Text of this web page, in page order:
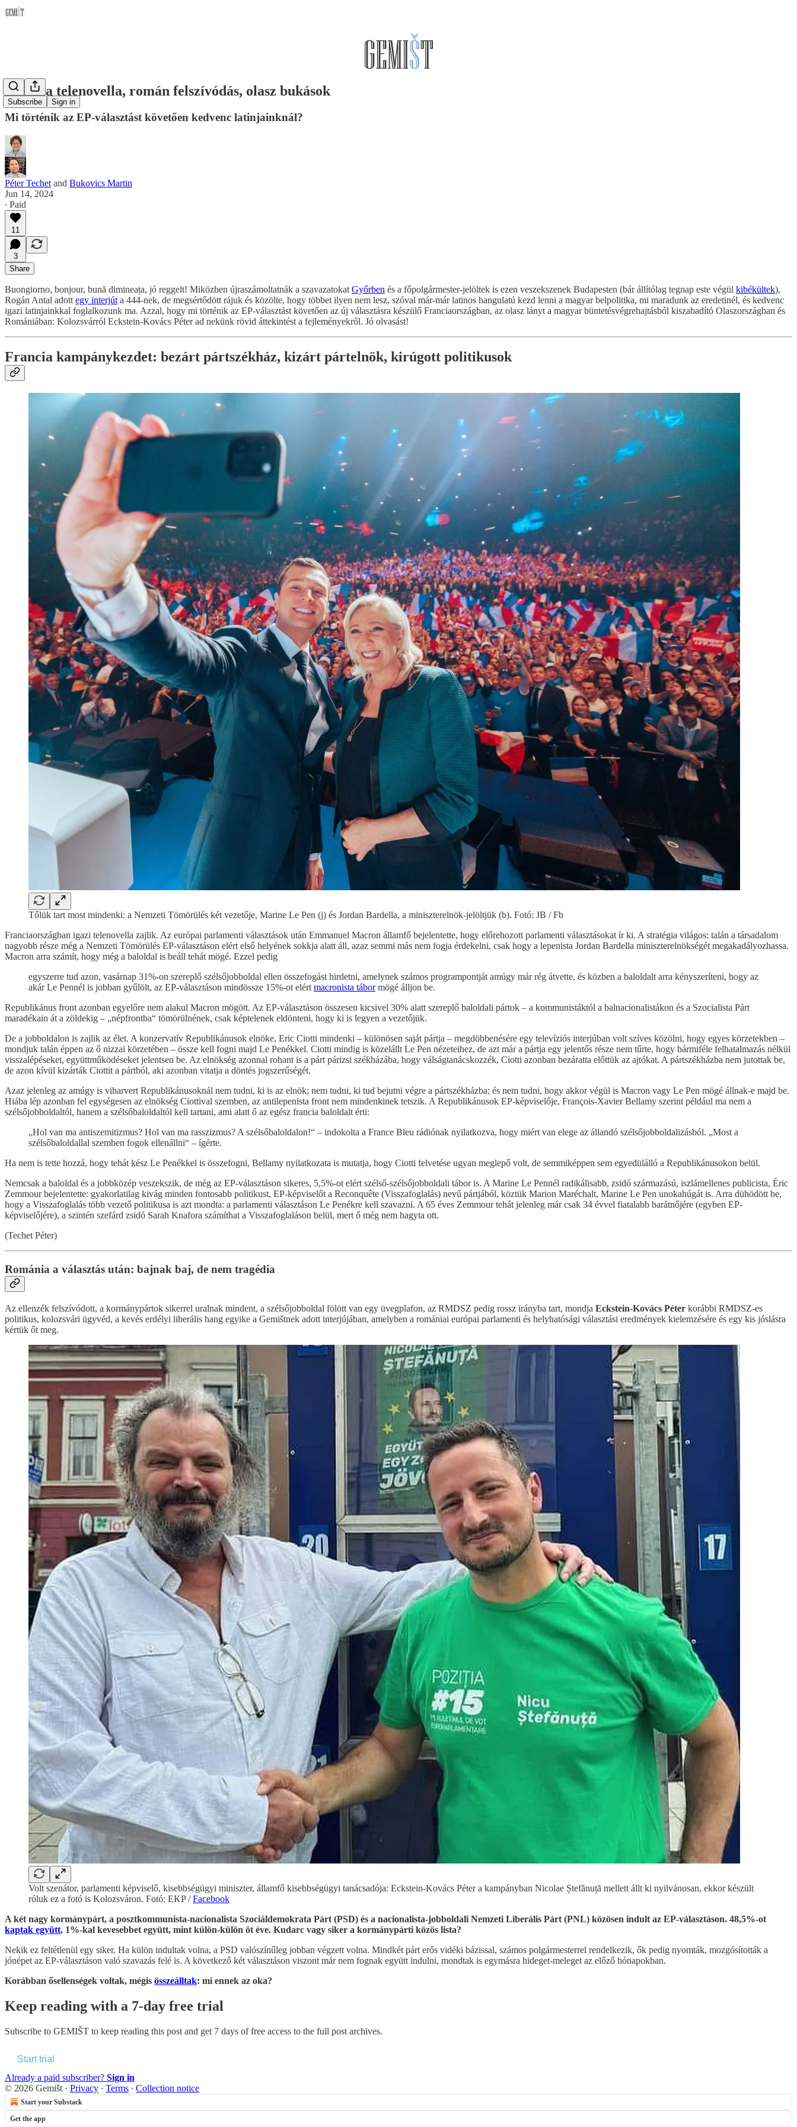
Subscribe Sign in
Francia telenovella, román felszívódás, olasz bukások
Mi történik az EP-választást követően kedvenc latinjainknál?
Péter Techet and Bukovics Martin
Jun 14, 2024
∙ Paid
11
3
Share
Buongiorno, bonjour, bună dimineața, jó reggelt! Miközben újraszámoltatnák a szavazatokat Győrben és a főpolgármester-jelöltek is ezen veszekszenek Budapesten (bár állítólag tegnap este végül kibékültek),
Rogán Antal adott egy interjút a 444-nek, de megsértődött rájuk és közölte, hogy többet ilyen nem lesz, szóval már-már latinos hangulatú kezd lenni a magyar belpolitika, mi maradunk az eredetinél, és kedvenc
igazi latinjainkkal foglalkozunk ma. Azzal, hogy mi történik az EP-választást követően az új választásra készülő Franciaországban, az olasz lányt a magyar büntetésvégrehajtásból kiszabadító Olaszországban és
Romániában: Kolozsvárról Eckstein-Kovács Péter ad nekünk rövid áttekintést a fejleményekről. Jó olvasást!
Francia kampánykezdet: bezárt pártszékház, kizárt pártelnök, kirúgott politikusok
Tőlük tart most mindenki: a Nemzeti Tömörülés két vezetője, Marine Le Pen (j) és Jordan Bardella, a miniszterelnök-jelöltjük (b). Fotó: JB / Fb
Franciaországban igazi telenovella zajlik. Az európai parlamenti választások után Emmanuel Macron államfő bejelentette, hogy előrehozott parlamenti választásokat ír ki. A stratégia világos: talán a társadalom
nagyobb része még a Nemzeti Tömörülés EP-választáson elért első helyének sokkja alatt áll, azaz semmi más nem fogja érdekelni, csak hogy a lepenista Jordan Bardella miniszterelnökségét megakadályozhassa.
Macron arra számít, hogy még a baloldal is beáll tehát mögé. Ezzel pedig
egyszerre tud azon, vasárnap 31%-on szereplő szélsőjobboldal ellen összefogást hirdetni, amelynek számos programpontját amúgy már rég átvette, és közben a baloldalt arra kényszeríteni, hogy az
akár Le Pennél is jobban gyűlölt, az EP-választáson mindössze 15%-ot elért macronista tábormögé álljon be.
Republikánus front azonban egyelőre nem alakul Macron mögött. Az EP-választáson összesen kicsivel 30% alatt szereplő baloldali pártok – a kommunistáktól a balnacionalistákon és a Szocialista Párt
maradékain át a zöldekig – „népfrontba“ tömörülnének, csak képtelenek eldönteni, hogy ki is legyen a vezetőjük.
De a jobboldalon is zajlik az élet. A konzervatív Republikánusok elnöke, Eric Ciotti mindenki – különösen saját pártja – megdöbbenésére egy televíziós interjúban volt szíves közölni, hogy egyes körzetekben –
mondjuk talán éppen az ő nizzai körzetében – össze kell fogni majd Le Penékkel. Ciotti mindig is közelállt Le Pen nézeteihez, de azt már a pártja egy jelentős része nem tűrte, hogy bármiféle felhatalmazás nélkül
visszalépéseket, együttműködéseket jelentsen be. Az elnökség azonnal rohant is a párt párizsi székházába, hogy válságtanácskozzék, Ciotti azonban bezáratta előttük az ajtókat. A pártszékházba nem jutottak be,
de azon kívül kizárták Ciottit a pártból, aki azonban vitatja a döntés jogszerűségét.
Azaz jelenleg az amúgy is viharvert Republikánusoknál nem tudni, ki is az elnök; nem tudni, ki tud bejutni végre a pártszékházba; és nem tudni, hogy akkor végül is Macron vagy Le Pen mögé állnak-e majd be.
Hiába lép azonban fel egységesen az elnökség Ciottival szemben, az antilepenista front nem mindenkinek tetszik. A Republikánusok EP-képviselője, François-Xavier Bellamy szerint például ma nem a
szélsőjobboldaltól, hanem a szélsőbaloldaltól kell tartani, ami alatt ő az egész francia baloldalt érti:
„Hol van ma antiszemitizmus? Hol van ma rasszizmus? A szélsőbaloldalon!“ – indokolta a France Bleu rádiónak nyilatkozva, hogy miért van elege az állandó szélsőjobboldalizásból. „Most a
szélsőbaloldallal szemben fogok ellenállni“ – ígérte.
Ha nem is tette hozzá, hogy tehát kész Le Penékkel is összefogni, Bellamy nyilatkozata is mutatja, hogy Ciotti felvetése ugyan meglepő volt, de semmiképpen sem egyedülálló a Republikánusokon belül.
Nemcsak a baloldal és a jobbközép veszekszik, de még az EP-választáson sikeres, 5,5%-ot elért szélső-szélsőjobboldali tábor is. A Marine Le Pennél radikálisabb, zsidó származású, iszlámellenes publicista, Éric
Zemmour bejelentette: gyakorlatilag kivág minden fontosabb politikust, EP-képviselőt a Reconquête (Visszafoglalás) nevű pártjából, köztük Marion Maréchalt, Marine Le Pen unokahúgát is. Arra dühödött be,
hogy a Visszafoglalás több vezető politikusa is azt mondta: a parlamenti választáson Le Penékre kell szavazni. A 65 éves Zemmour tehát jelenleg már csak 34 évvel fiatalabb barátnőjére (egyben EP-
képviselőjére), a szintén szefárd zsidó Sarah Knafora számíthat a Visszafoglaláson belül, mert ő még nem hagyta ott.
(Techet Péter)
Románia a választás után: bajnak baj, de nem tragédia
Az ellenzék felszívódott, a kormánypártok sikerrel uralnak mindent, a szélsőjobboldal fölött van egy üvegplafon, az RMDSZ pedig rossz irányba tart, mondja Eckstein-Kovács Péter korábbi RMDSZ-es
politikus, kolozsvári ügyvéd, a kevés erdélyi liberális hang egyike a Gemištnek adott interjújában, amelyben a romániai európai parlamenti és helyhatósági választási eredmények kielemzésére és egy kis jóslásra
kértük őt meg.
Volt szenátor, parlamenti képviselő, kisebbségügyi miniszter, államfő kisebbségügyi tanácsadója: Eckstein-Kovács Péter a kampányban Nicolae Ștefănuță mellett állt ki nyilvánosan, ekkor készült
róluk ez a fotó is Kolozsváron. Fotó: EKP /Facebook
A két nagy kormánypárt, a posztkommunista-nacionalista Szociáldemokrata Párt (PSD) és a nacionalista-jobboldali Nemzeti Liberális Párt (PNL) közösen indult az EP-választáson. 48,5%-ot
kaptak együtt, 1%-kal kevesebbet együtt, mint külön-külön öt éve. Kudarc vagy siker a kormánypárti közös lista?
Nekik ez feltétlenül egy siker. Ha külön indultak volna, a PSD valószínűleg jobban végzett volna. Mindkét párt erős vidéki bázissal, számos polgármesterrel rendelkezik, ők pedig nyomták, mozgósították a
jónépet az EP-választáson való szavazás felé is. A következő két választáson viszont már nem fognak együtt indulni, mondtak is egymásra hideget-meleget az előző hónapokban.
Korábban ősellenségek voltak, mégis összeálltak: mi ennek az oka?
Keep reading with a 7-day free trial
Subscribe to GEMIŠT to keep reading this post and get 7 days of free access to the full post archives.
Start trial
Already a paid subscriber? Sign in
© 2026 Gemišt · Privacy ∙ Terms ∙ Collection notice
Start your Substack
Get the app